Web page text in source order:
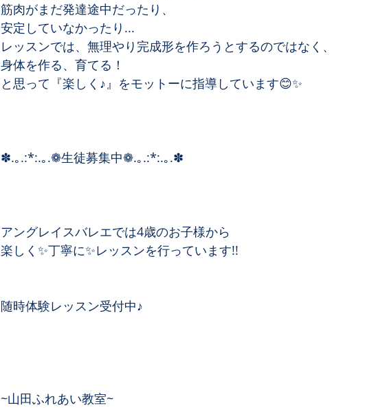
筋肉がまだ発達途中だったり、
安定していなかったり...
レッスンでは、無理やり完成形を作ろうとするのではなく、
身体を作る、育てる！
と思って『楽しく♪』をモットーに指導しています😊✨
✽.｡.:*:.｡.❁生徒募集中❁.｡.:*:.｡.✽
アングレイスバレエでは4歳のお子様から
楽しく✨丁寧に✨レッスンを行っています!!
随時体験レッスン受付中♪
~山田ふれあい教室~